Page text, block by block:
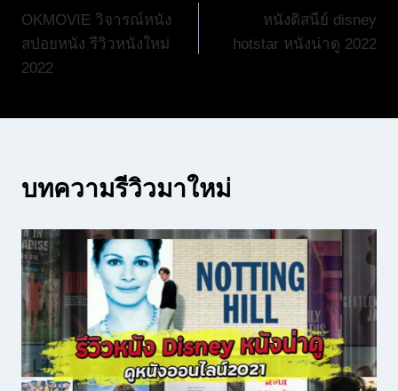
เรื่อง
OKMOVIE วิจารณ์หนัง
สปอยหนัง รีวิวหนังใหม่
2022
หนังดิสนีย์ disney
hotstar หนังน่าดู 2022
บทความรีวิวมาใหม่